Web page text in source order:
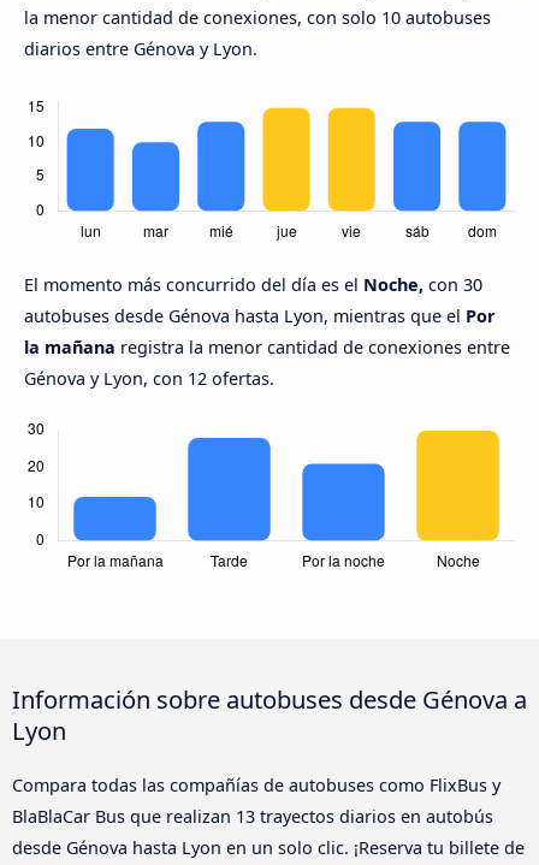
la menor cantidad de conexiones, con solo 10 autobuses
diarios entre Génova y Lyon.
El momento más concurrido del día es el Noche, con 30
autobuses desde Génova hasta Lyon, mientras que el Por
la mañana registra la menor cantidad de conexiones entre
Génova y Lyon, con 12 ofertas.
Información sobre autobuses desde Génova a
Lyon
Compara todas las compañías de autobuses como FlixBus y
BlaBlaCar Bus que realizan 13 trayectos diarios en autobús
desde Génova hasta Lyon en un solo clic. ¡Reserva tu billete de